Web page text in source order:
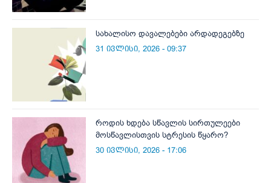
სახალისო დავალებები არდადეგებზე
31 ივლისი, 2026 - 09:37
როდის ხდება სწავლის სირთულეები
მოსწავლისთვის სტრესის წყარო?
30 ივლისი, 2026 - 17:06